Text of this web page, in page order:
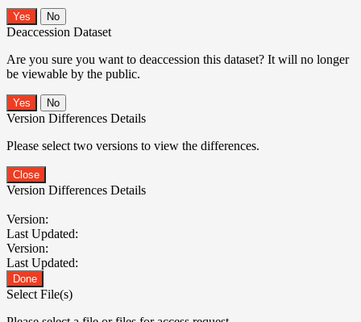
No
Deaccession Dataset
Are you sure you want to deaccession this dataset? It will no longer
be viewable by the public.
No
Version Differences Details
Please select two versions to view the differences.
Close
Version Differences Details
Version:
Last Updated:
Version:
Last Updated:
Done
Select File(s)